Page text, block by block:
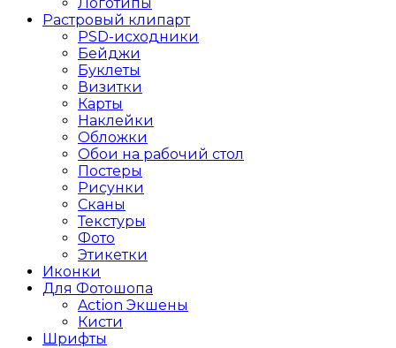
Растровый клипарт
PSD-исходники
Бейджи
Буклеты
Визитки
Карты
Наклейки
Обложки
Обои на рабочий стол
Постеры
Рисунки
Сканы
Текстуры
Фото
Этикетки
Иконки
Для Фотошопа
Action Экшены
Кисти
Шрифты